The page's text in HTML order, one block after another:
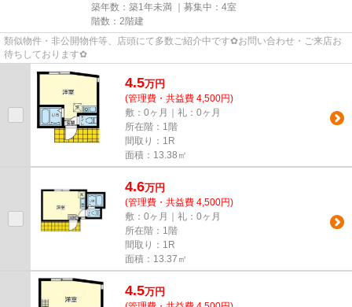
築年数：築1年未満 ｜募集中： 4室
階数：2階建
類似物件・非公開物件等、店頭にて多数ご紹介中です✿お問い合わせ・ご来店お
待ちしております✿
4.5万円
(管理費・共益費 4,500円)
敷：0ヶ月｜礼：0ヶ月
所在階：1階
間取り：1R
面積：13.38㎡
4.6万円
(管理費・共益費 4,500円)
敷：0ヶ月｜礼：0ヶ月
所在階：1階
間取り：1R
面積：13.37㎡
4.5万円